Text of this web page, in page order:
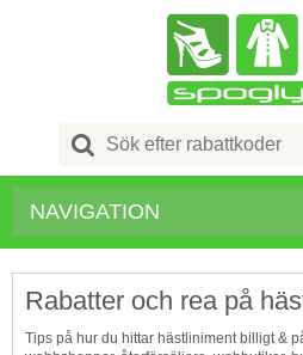
Search
for:
NAVIGATION
Rabatter och rea på
Tips på hur du hittar hästliniment billigt &